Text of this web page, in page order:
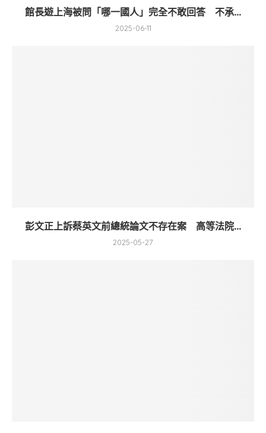
館長遊上海被問「哪一國人」完全不敢回答 不承...
2025-06-11
彭文正上訴蔡英文前總統論文不存在案 高等法院...
2025-05-27